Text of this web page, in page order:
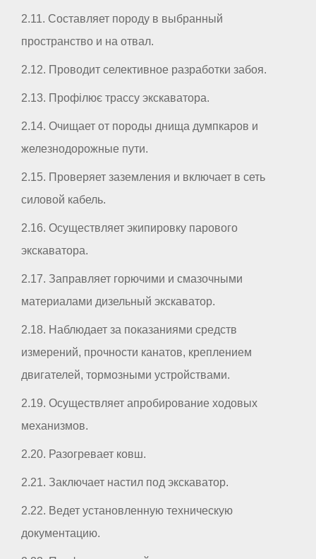
2.11. Составляет породу в выбранный
пространство и на отвал.
2.12. Проводит селективное разработки забоя.
2.13. Профілює трассу экскаватора.
2.14. Очищает от породы днища думпкаров и
железнодорожные пути.
2.15. Проверяет заземления и включает в сеть
силовой кабель.
2.16. Осуществляет экипировку парового
экскаватора.
2.17. Заправляет горючими и смазочными
материалами дизельный экскаватор.
2.18. Наблюдает за показаниями средств
измерений, прочности канатов, креплением
двигателей, тормозными устройствами.
2.19. Осуществляет апробирование ходовых
механизмов.
2.20. Разогревает ковш.
2.21. Заключает настил под экскаватор.
2.22. Ведет установленную техническую
документацию.